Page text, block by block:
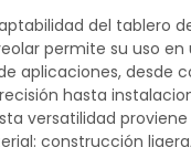
del tablero
permite su uso en
aplicaciones, desde
hasta
versatilidad
construcción